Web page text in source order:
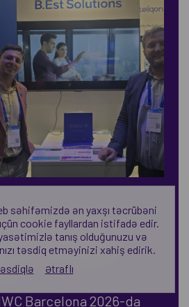
Congress
Barcelona 2026-da
səhifəmizdə ən yaxşı təcrübəni
cookie fayllardan istifadə edir.
tanış olduğunuzu və
təsdiq etməyinizi xahiş edirik.
Ətraflı